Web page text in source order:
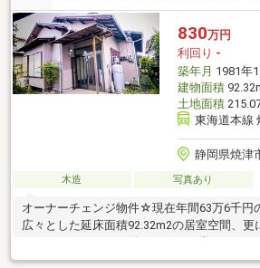
830万円
利回り -
築年月 1981年
建物面積
土地面積
東海道本線
静岡県焼津
木造 写真あり
オーナーチェンジ物件☆現在年間63万6千円
広々とした延床面積92.32m2の居室空間、更
にしてくれます。